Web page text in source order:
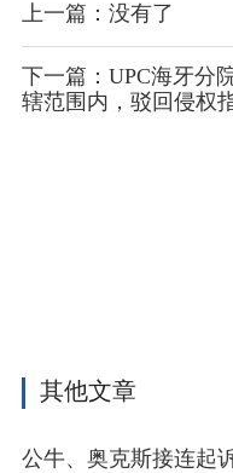
上一篇：没有了
下一篇：UPC海牙分
辖范围内，驳回侵权
其他文章
公牛、奥克斯接连起